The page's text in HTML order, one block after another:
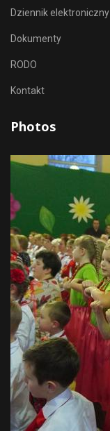
Dziennik elektroniczny
Dokumenty
RODO
Kontakt
Photos